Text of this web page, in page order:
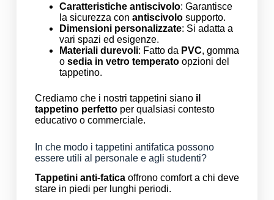
Caratteristiche antiscivolo: Garantisce
la sicurezza con antiscivolosupporto.
Dimensioni personalizzate: Si adatta a
vari spazi ed esigenze.
Materiali durevoli: Fatto da PVC, gomma
o sedia in vetro temperatoopzioni del
tappetino.
Crediamo che i nostri tappetini siano il
tappetino perfettoper qualsiasi contesto
educativo o commerciale.
In che modo i tappetini antifatica possono
essere utili al personale e agli studenti?
Tappetini anti-faticaoffrono comfort a chi deve
stare in piedi per lunghi periodi.